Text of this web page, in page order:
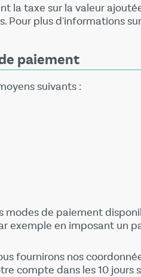
la taxe sur la valeur
Pour plus d'informations
paiement
suivants :
modes de paiement
exemple en imposant un
fournirons nos
compte dans les 10